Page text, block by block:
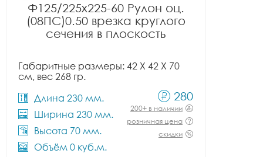
Ф125/225x225-60 Рулон оц.
(08ПС)0.50 врезка круглого
сечения в плоскость
Габаритные размеры: 42 X 42 X 70
см, вес 268 гр.
Длина 230 мм.
Ширина 230 мм.
Высота 70 мм.
Объём 0 куб.м.
280
200+ в наличии
розничная цена
скидки